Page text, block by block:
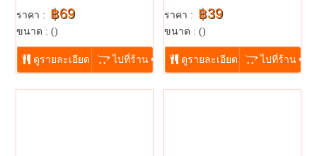
ราคา : ฿69
ขนาด : ()
...
ดูรายละเอียด ไปที่ร้าน
ราคา : ฿39
ขนาด : ()
...
ดูรายละเอียด ไปที่ร้าน